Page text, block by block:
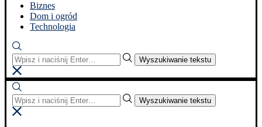
Biznes
Dom i ogród
Technologia
Wyszukiwanie tekstu
Wyszukiwanie tekstu